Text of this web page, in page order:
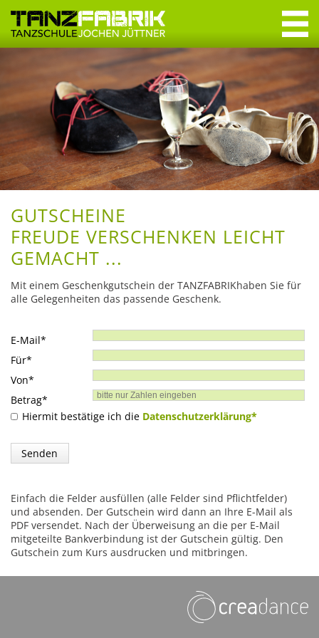
überspringen
Willkommen
Tanzkurse
Erwachsene
Jugendliche
Crashkurse
Privatstunden
Discofox
Rock’n’Roll & Boogie
Tango Argentino
Kindertanzen
Hiphop
Modern Line Dance
Zumba
Events & Angebote
Events
Kindergeburtstag
GUTSCHEINE
FREUDE VERSCHENKEN LEICHT
GEMACHT ...
Mit einem Geschenkgutschein der TANZFABRIKhaben Sie für
alle Gelegenheiten das passende Geschenk.
Pflichtfeld
E-Mail*
Pflichtfeld
Für*
Pflichtfeld
Von*
Pflichtfeld
Betrag*
Hiermit bestätige ich die Datenschutzerklärung*
Einfach die Felder ausfüllen (alle Felder sind Pflichtfelder)
und absenden. Der Gutschein wird dann an Ihre E-Mail als
PDF versendet. Nach der Überweisung an die per E-Mail
mitgeteilte Bankverbindung ist der Gutschein gültig. Den
Gutschein zum Kurs ausdrucken und mitbringen.